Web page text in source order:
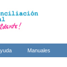
Manuales